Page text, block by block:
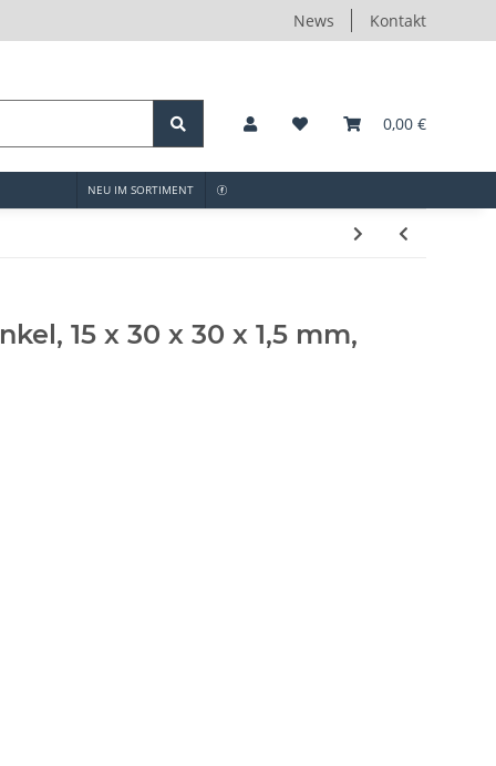
News Kontakt
0,00 €
NEU IM SORTIMENT
15 x 30 x 30 x 1,5 mm,